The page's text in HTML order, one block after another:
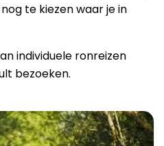
te kiezen waar je in
individuele ronreizen
bezoeken.